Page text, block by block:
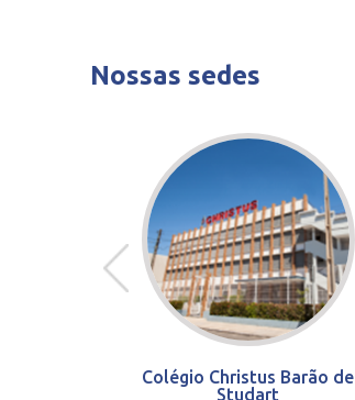
Nossas sedes
Colégio Christus Barão de
Studart